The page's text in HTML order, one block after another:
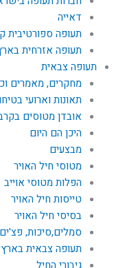
דאייה
תעופה ספורטיבית
תעופה אזרחית
תעופה צבאית
מחקרים, מאמרים
תאונות וארועי
אובדן מטוסים
היכן הם היום
מבצעים
מטוסי חיל האויר
הפלות מטוסי אוייב
טייסות חיל האויר
בסיסי חיל האויר
סמלים,סיכות,
תעופה צבאית
גיבורי החיל